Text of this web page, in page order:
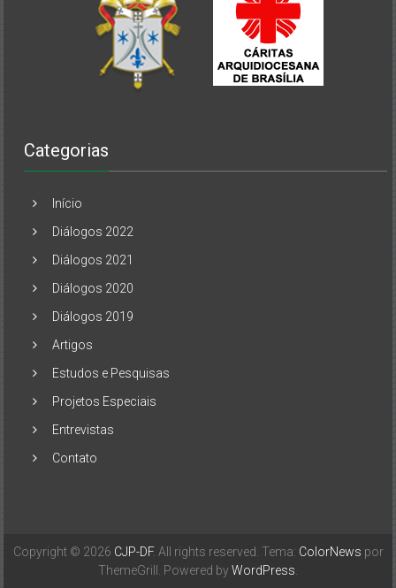
Categorias
Início
Diálogos 2022
Diálogos 2021
Diálogos 2020
Diálogos 2019
Artigos
Estudos e Pesquisas
Projetos Especiais
Entrevistas
Contato
Copyright © 2026 CJP-DF. All rights reserved. Tema: ColorNews por
ThemeGrill. Powered byWordPress.